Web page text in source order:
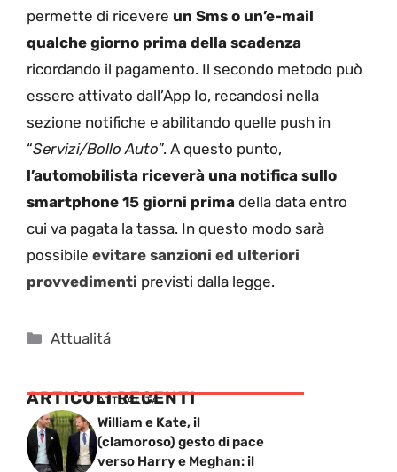
permette di ricevere un Sms o un’e-mail
qualche giorno prima della scadenza
ricordando il pagamento. Il secondo metodo può
essere attivato dall’App Io, recandosi nella
sezione notifiche e abilitando quelle push in
“Servizi/Bollo Auto”. A questo punto,
l’automobilista riceverà una notifica sullo
smartphone 15 giorni prima della data entro
cui va pagata la tassa. In questo modo sarà
possibile evitare sanzioni ed ulteriori
provvedimenti previsti dalla legge.
Categorie
Attualitá
ARTICOLI RECENTI
ATTUALITÁ
William e Kate, il
(clamoroso) gesto di pace
verso Harry e Meghan: il